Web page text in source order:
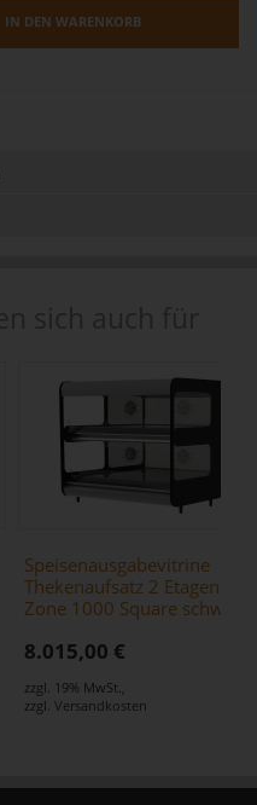
IN DEN WARENKORB
Speisenausgabevitrine
Thekenaufsatz 2 Etagen /
Zone 1000 Square schwarz
8.015,00 €
zzgl. 19% MwSt.
zzgl. Versandkosten